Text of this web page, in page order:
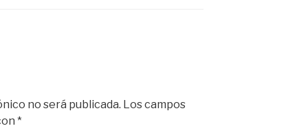
no será publicada. Los campos
*